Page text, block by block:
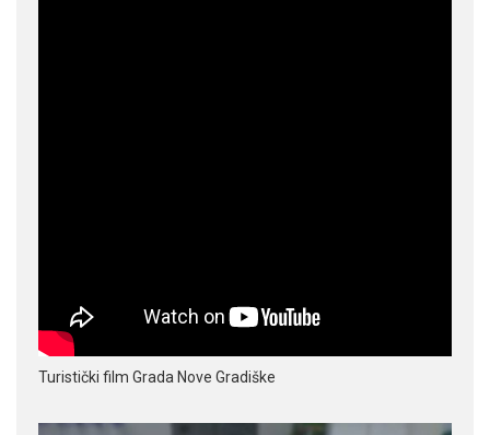
Turistički film Grada Nove Gradiške